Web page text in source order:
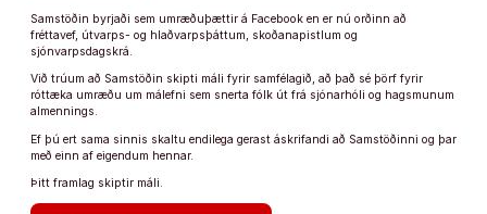
Samstöðin byrjaði sem umræðuþættir á Facebook en er nú orðinn að
fréttavef, útvarps- og hlaðvarpsþáttum, skoðanapistlum og
sjónvarpsdagskrá.
Við trúum að Samstöðin skipti máli fyrir samfélagið, að það sé þörf fyrir
róttæka umræðu um málefni sem snerta fólk út frá sjónarhóli og hagsmunum
almennings.
Ef þú ert sama sinnis skaltu endilega gerast áskrifandi að Samstöðinni og þar
með einn af eigendum hennar.
Þitt framlag skiptir máli.